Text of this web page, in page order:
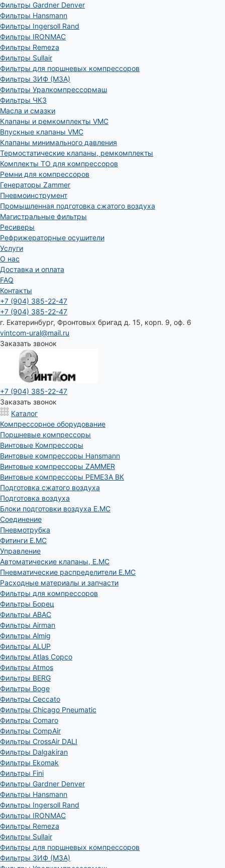
Фильтры Gardner Denver
Фильтры Hansmann
Фильтры Ingersoll Rand
Фильтры IRONMAC
Фильтры Remeza
Фильтры Sullair
Фильтры для поршневых компрессоров
Фильтры ЗИФ (МЗА)
Фильтры Уралкомпрессормаш
Фильтры ЧКЗ
Масла и смазки
Клапаны и ремкомплекты VMC
Впускные клапаны VMC
Клапаны минимального давления
Термостатические клапаны, ремкомплекты
Комплекты ТО для компрессоров
Ремни для компрессоров
Генераторы Zammer
Пневмоинструмент
Промышленная подготовка сжатого воздуха
Магистральные фильтры
Ресиверы
Рефрижераторные осушители
Услуги
О нас
Доставка и оплата
FAQ
Контакты
+7 (904) 385-22-47
+7 (904) 385-22-47
г. Екатеринбург, Фронтовых бригад д. 15, корп. 9, оф. 6
vintcom-ural@mail.ru
Заказать звонок
+7 (904) 385-22-47
Заказать звонок
Каталог
Компрессорное оборудование
Поршневые компрессоры
Винтовые Компрессоры
Винтовые компрессоры Hansmann
Винтовые компрессоры ZAMMER
Винтовые компрессоры РЕМЕЗА ВК
Подготовка сжатого воздуха
Подготовка воздуха
Блоки подготовки воздуха E.MC
Соединение
Пневмотрубка
Фитинги E.MC
Управление
Автоматические клапаны, Е.МС
Пневматические распределители E.MC
Расходные материалы и запчасти
Фильтры для компрессоров
Фильтры Борец
Фильтры ABAC
Фильтры Airman
Фильтры Almig
Фильтры ALUP
Фильтры Atlas Copco
Фильтры Atmos
Фильтры BERG
Фильтры Boge
Фильтры Ceccato
Фильтры Chicago Pneumatic
Фильтры Comaro
Фильтры CompAir
Фильтры CrossAir DALI
Фильтры Dalgakiran
Фильтры Ekomak
Фильтры Fini
Фильтры Gardner Denver
Фильтры Hansmann
Фильтры Ingersoll Rand
Фильтры IRONMAC
Фильтры Remeza
Фильтры Sullair
Фильтры для поршневых компрессоров
Фильтры ЗИФ (МЗА)